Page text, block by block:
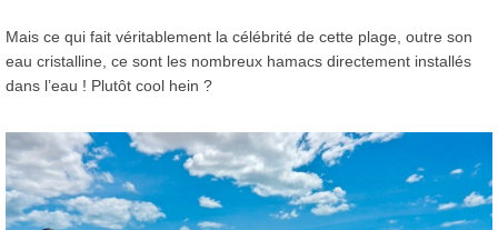
Mais ce qui fait véritablement la célébrité de cette plage, outre son
eau cristalline, ce sont les nombreux hamacs directement installés
dans l’eau ! Plutôt cool hein ?